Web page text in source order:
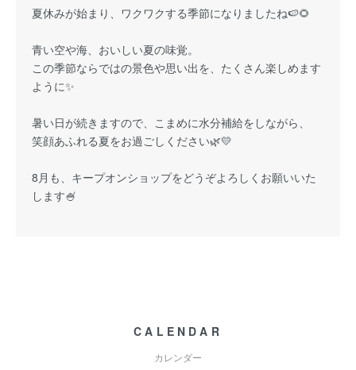
夏休みが始まり、ワクワクする季節になりましたね🍉🌻
青い空や海、おいしい夏の味覚。
この季節ならではの景色や思い出を、たくさん楽しめます
ように✨
暑い日が続きますので、こまめに水分補給をしながら、
笑顔あふれる夏をお過ごしください🌿💛
8月も、キープオンショップをどうぞよろしくお願いいた
します🍧
CALENDAR
カレンダー